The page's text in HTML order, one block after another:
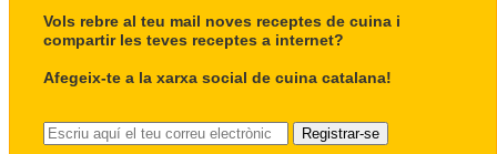
Vols rebre al teu mail noves receptes de cuina i
compartir les teves receptes a internet?
Afegeix-te a la xarxa social de cuina catalana!